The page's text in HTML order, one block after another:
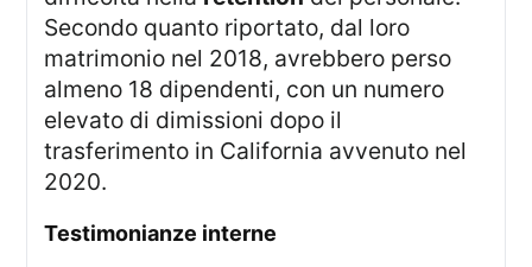
Secondo quanto riportato, dal loro
matrimonio nel 2018, avrebbero perso
almeno 18 dipendenti, con un numero
elevato di dimissioni dopo il
trasferimento in California avvenuto nel
2020.
Testimonianze interne